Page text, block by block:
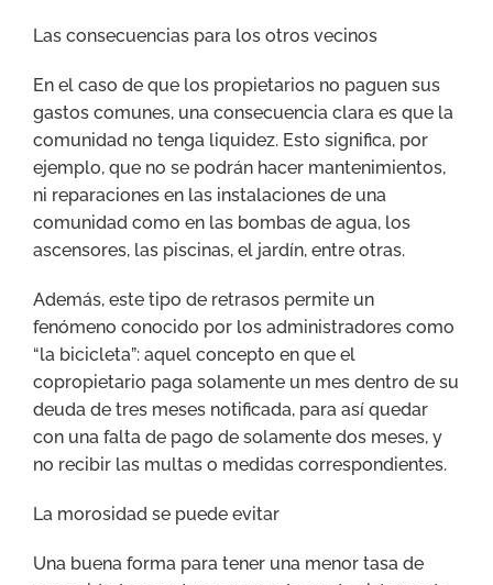
Las consecuencias para los otros vecinos
En el caso de que los propietarios no paguen sus
gastos comunes, una consecuencia clara es que la
comunidad no tenga liquidez. Esto significa, por
ejemplo, que no se podrán hacer mantenimientos,
ni reparaciones en las instalaciones de una
comunidad como en las bombas de agua, los
ascensores, las piscinas, el jardín, entre otras.
Además, este tipo de retrasos permite un
fenómeno conocido por los administradores como
“la bicicleta”: aquel concepto en que el
copropietario paga solamente un mes dentro de su
deuda de tres meses notificada, para así quedar
con una falta de pago de solamente dos meses, y
no recibir las multas o medidas correspondientes.
La morosidad se puede evitar
Una buena forma para tener una menor tasa de